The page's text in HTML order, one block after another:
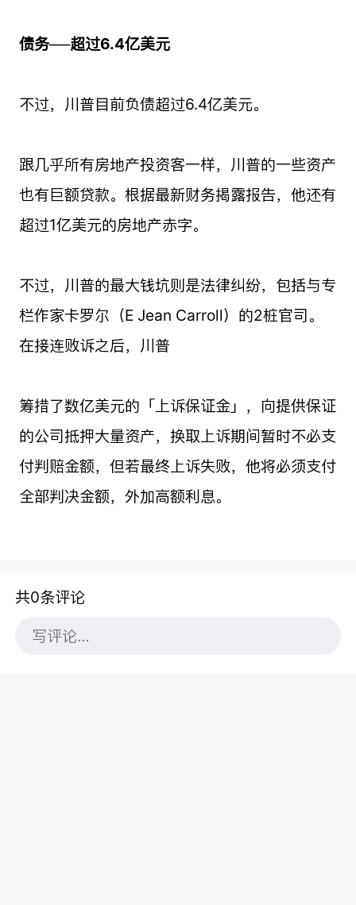
债务──超过6.4亿美元
不过，川普目前负债超过6.4亿美元。
跟几乎所有房地产投资客一样，川普的一些资产
也有巨额贷款。根据最新财务揭露报告，他还有
超过1亿美元的房地产赤字。
不过，川普的最大钱坑则是法律纠纷，包括与专
栏作家卡罗尔（E Jean Carroll）的2桩官司。
在接连败诉之后，川普
筹措了数亿美元的「上诉保证金」，向提供保证
的公司抵押大量资产，换取上诉期间暂时不必支
付判赔金额，但若最终上诉失败，他将必须支付
全部判决金额，外加高额利息。
共0条评论